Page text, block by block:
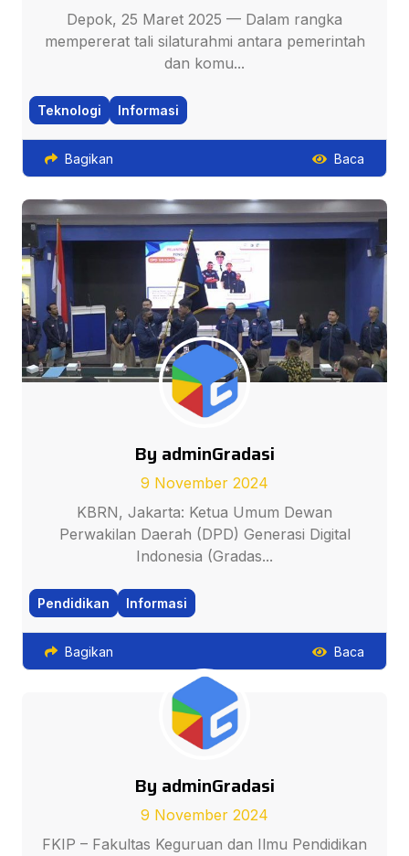
Depok, 25 Maret 2025 — Dalam rangka
mempererat tali silaturahmi antara pemerintah
dan komu...
Teknologi Informasi
Bagikan Baca
By adminGradasi
9 November 2024
KBRN, Jakarta: Ketua Umum Dewan
Perwakilan Daerah (DPD) Generasi Digital
Indonesia (Gradas...
Pendidikan Informasi
Bagikan Baca
By adminGradasi
9 November 2024
FKIP – Fakultas Keguruan dan Ilmu Pendidikan